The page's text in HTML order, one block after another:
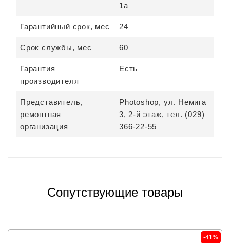
1а
Гарантийный срок, мес 24
Срок службы, мес 60
Гарантия
производителя
Есть
Представитель,
ремонтная
организация
Photoshop, ул. Немига
3, 2-й этаж, тел. (029)
366-22-55
Сопутствующие товары
-41%